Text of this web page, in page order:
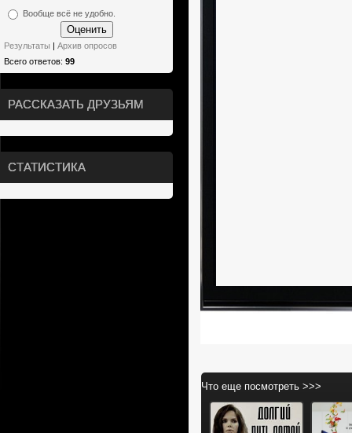
Вообще всё не удобно.
Результаты
Архив опросов
Всего ответов: 99
РАССКАЗАТЬ ДРУЗЬЯМ
СТАТИСТИКА
Что еще посмотреть >>>